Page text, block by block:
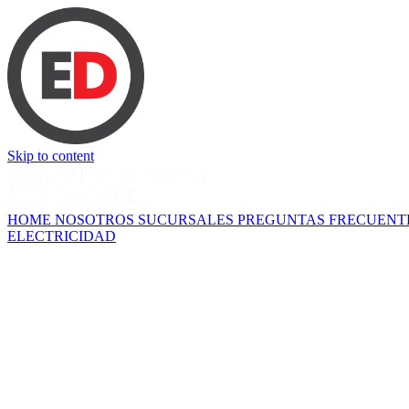
Skip to content
HOME NOSOTROS SUCURSALES PREGUNTAS
ELECTRICIDAD